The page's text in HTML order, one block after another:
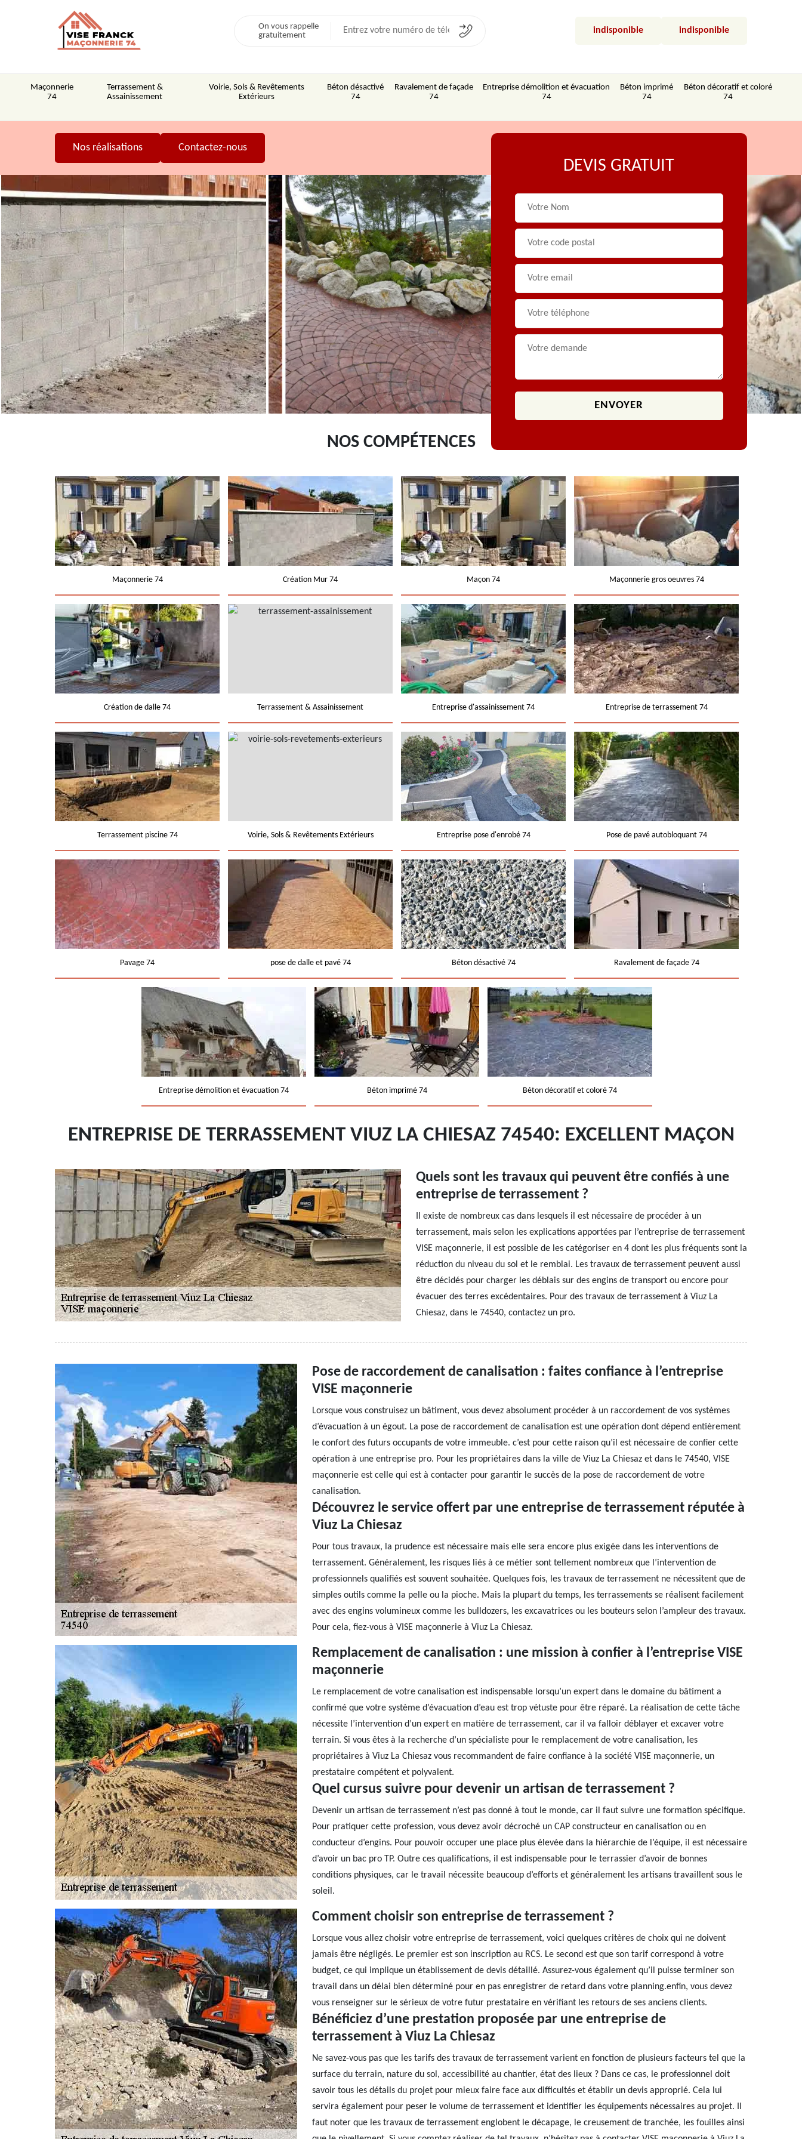
On vous rappelle
gratuitement
indisponible indisponible
Maçonnerie
74
Terrassement &
Assainissement
Voirie, Sols & Revêtements
Extérieurs
Béton désactivé
74
Ravalement de façade
74
Entreprise démolition et évacuation
74
Béton imprimé
74
Béton décoratif et coloré
74
Nos réalisations Contactez-nous
DEVIS GRATUIT
NOS COMPÉTENCES
Maçonnerie 74 Création Mur 74 Maçon 74 Maçonnerie gros oeuvres 74
Création de dalle 74 Terrassement & Assainissement Entreprise d'assainissement 74 Entreprise de terrassement 74
Terrassement piscine 74 Voirie, Sols & Revêtements Extérieurs Entreprise pose d'enrobé 74 Pose de pavé autobloquant 74
Pavage 74 pose de dalle et pavé 74 Béton désactivé 74 Ravalement de façade 74
Entreprise démolition et évacuation 74 Béton imprimé 74 Béton décoratif et coloré 74
ENTREPRISE DE TERRASSEMENT VIUZ LA CHIESAZ 74540: EXCELLENT MAÇON
Quels sont les travaux qui peuvent être confiés à une
entreprise de terrassement ?
Il existe de nombreux cas dans lesquels il est nécessaire de procéder à un
terrassement, mais selon les explications apportées par l’entreprise de terrassement
VISE maçonnerie, il est possible de les catégoriser en 4 dont les plus fréquents sont la
réduction du niveau du sol et le remblai. Les travaux de terrassement peuvent aussi
être décidés pour charger les déblais sur des engins de transport ou encore pour
évacuer des terres excédentaires. Pour des travaux de terrassement à Viuz La
Chiesaz, dans le 74540, contactez un pro.
Pose de raccordement de canalisation : faites confiance à l’entreprise
VISE maçonnerie
Lorsque vous construisez un bâtiment, vous devez absolument procéder à un raccordement de vos systèmes
d’évacuation à un égout. La pose de raccordement de canalisation est une opération dont dépend entièrement
le confort des futurs occupants de votre immeuble. c’est pour cette raison qu’il est nécessaire de confier cette
opération à une entreprise pro. Pour les propriétaires dans la ville de Viuz La Chiesaz et dans le 74540, VISE
maçonnerie est celle qui est à contacter pour garantir le succès de la pose de raccordement de votre
canalisation.
Découvrez le service offert par une entreprise de terrassement réputée à
Viuz La Chiesaz
Pour tous travaux, la prudence est nécessaire mais elle sera encore plus exigée dans les interventions de
terrassement. Généralement, les risques liés à ce métier sont tellement nombreux que l’intervention de
professionnels qualifiés est souvent souhaitée. Quelques fois, les travaux de terrassement ne nécessitent que de
simples outils comme la pelle ou la pioche. Mais la plupart du temps, les terrassements se réalisent facilement
avec des engins volumineux comme les bulldozers, les excavatrices ou les bouteurs selon l’ampleur des travaux.
Pour cela, fiez-vous à VISE maçonnerie à Viuz La Chiesaz.
Remplacement de canalisation : une mission à confier à l’entreprise VISE
maçonnerie
Le remplacement de votre canalisation est indispensable lorsqu’un expert dans le domaine du bâtiment a
confirmé que votre système d’évacuation d’eau est trop vétuste pour être réparé. La réalisation de cette tâche
nécessite l’intervention d’un expert en matière de terrassement, car il va falloir déblayer et excaver votre
terrain. Si vous êtes à la recherche d’un spécialiste pour le remplacement de votre canalisation, les
propriétaires à Viuz La Chiesaz vous recommandent de faire confiance à la société VISE maçonnerie, un
prestataire compétent et polyvalent.
Quel cursus suivre pour devenir un artisan de terrassement ?
Devenir un artisan de terrassement n’est pas donné à tout le monde, car il faut suivre une formation spécifique.
Pour pratiquer cette profession, vous devez avoir décroché un CAP constructeur en canalisation ou en
conducteur d’engins. Pour pouvoir occuper une place plus élevée dans la hiérarchie de l’équipe, il est nécessaire
d’avoir un bac pro TP. Outre ces qualifications, il est indispensable pour le terrassier d’avoir de bonnes
conditions physiques, car le travail nécessite beaucoup d’efforts et généralement les artisans travaillent sous le
soleil.
Comment choisir son entreprise de terrassement ?
Lorsque vous allez choisir votre entreprise de terrassement, voici quelques critères de choix qui ne doivent
jamais être négligés. Le premier est son inscription au RCS. Le second est que son tarif correspond à votre
budget, ce qui implique un établissement de devis détaillé. Assurez-vous également qu’il puisse terminer son
travail dans un délai bien déterminé pour en pas enregistrer de retard dans votre planning.enfin, vous devez
vous renseigner sur le sérieux de votre futur prestataire en vérifiant les retours de ses anciens clients.
Bénéficiez d’une prestation proposée par une entreprise de
terrassement à Viuz La Chiesaz
Ne savez-vous pas que les tarifs des travaux de terrassement varient en fonction de plusieurs facteurs tel que la
surface du terrain, nature du sol, accessibilité au chantier, état des lieux ? Dans ce cas, le professionnel doit
savoir tous les détails du projet pour mieux faire face aux difficultés et établir un devis approprié. Cela lui
servira également pour peser le volume de terrassement et identifier les équipements nécessaires au projet. Il
faut noter que les travaux de terrassement englobent le décapage, le creusement de tranchée, les fouilles ainsi